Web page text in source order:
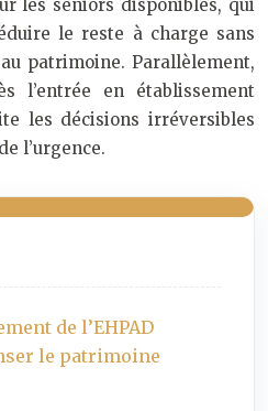
les seniors disponibles, qui
le reste à charge sans
patrimoine. Parallèlement,
l’entrée en établissement
les décisions irréversibles
l’urgence.
de l’EHPAD
le patrimoine